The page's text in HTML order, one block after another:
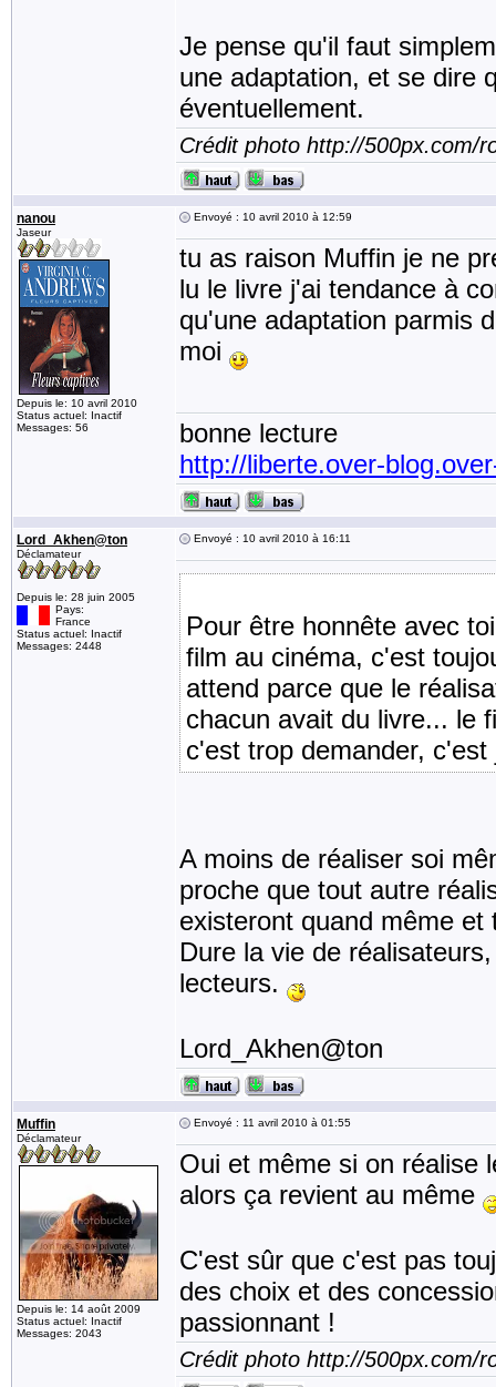
Je pense qu'il faut
une adaptation, et se dire
éventuellement.
Crédit photo http://500px.com/
nanou
Jaseur
Depuis le: 10 avril 2010
Status actuel: Inactif
Messages: 56
Envoyé : 10 avril 2010 à 12:59
tu as raison Muffin je ne
lu le livre j'ai tendance à
qu'une adaptation parmis
moi
bonne lecture
http://liberte.over-
Lord_Akhen@ton
Déclamateur
Depuis le: 28 juin 2005
Pays:
France
Status actuel: Inactif
Messages: 2448
Envoyé : 10 avril 2010 à 16:11
Pour être honnête avec
film au cinéma, c'est
attend parce que le
chacun avait du livre... le
c'est trop demander,
A moins de réaliser soi
proche que tout autre
existeront quand même
Dure la vie de
lecteurs.
Lord_Akhen@ton
Muffin
Déclamateur
Depuis le: 14 août 2009
Status actuel: Inactif
Messages: 2043
Envoyé : 11 avril 2010 à 01:55
Oui et même si on réalise
alors ça revient au même
C'est sûr que c'est pas
des choix et des
passionnant !
Crédit photo http://500px.com/